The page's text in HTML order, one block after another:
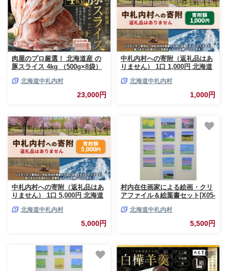
肉屋のプロ厳選！ 北海道産 の
豚スライス 4kg （500g×8袋）
豚肉 スライス ぶた肉 国産 冷凍
おかず 【1～2か月以内に順次発
北海道中札内村
23,000円
中札内村への寄附（返礼品はあ
りません） 1口 1,000円 北海道
0016]北海道中札内村
1,000円
中札内村への寄附（返礼品はあ
りません） 1口 5,000円 北海道
0017]北海道中札内村
5,000円
村内在住画家による絵画・クリ
アファイル＆絵葉書セット[X05-
北海道中札内村
5,500円